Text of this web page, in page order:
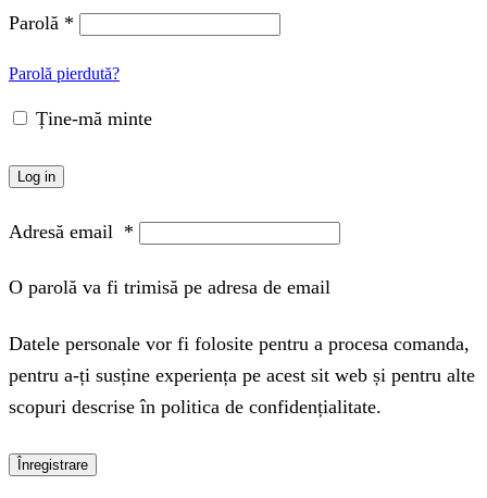
Parolă *
Parolă pierdută?
Ține-mă minte
Log in
Adresă email *
O parolă va fi trimisă pe adresa de email
Datele personale vor fi folosite pentru a procesa comanda,
pentru a-ți susține experiența pe acest sit web și pentru alte
scopuri descrise în politica de confidențialitate.
Înregistrare